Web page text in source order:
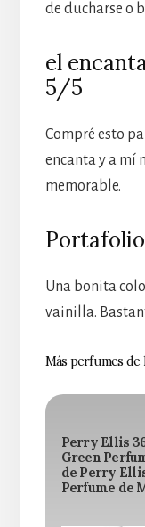
de ducharse o
el
5/5
Compré esto
encanta y a mí
memorable.
Una bonita
vainilla.
Más perfumes de
Perry Ellis
Green
de Perry Ellis
Perfume de